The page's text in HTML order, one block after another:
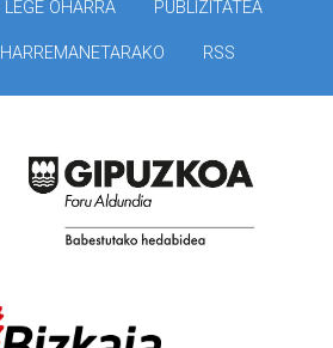
LEGE OHARRA PUBLIZITATEA
HARREMANETARAKO RSS